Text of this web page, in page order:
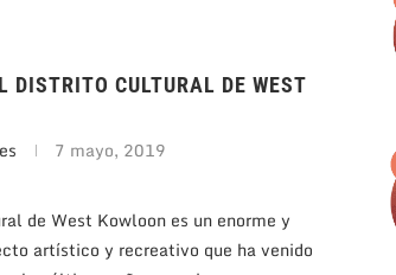
DISTRITO CULTURAL DE WEST
7 mayo, 2019
de West Kowloon es un enorme y
artístico y recreativo que ha venido